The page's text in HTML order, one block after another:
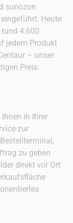
sunozon
Heute
4.600
jedem Produkt
– unser
Preis.
in Ihrer
zur
zu geben
direkt vor Ort